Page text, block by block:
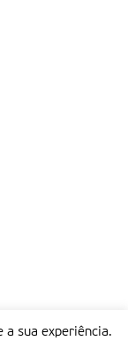
a sua experiência.